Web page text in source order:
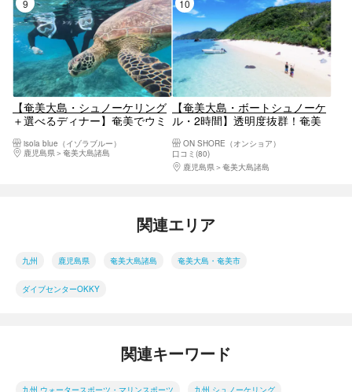
9位
【奄美大島・シュノーケリング
＋選べるディナー】奄美でウミ
黒豚しゃぶしゃぶ☆写真付き★
カップル・ファミリーにおすす
isola blue（イゾラブルー）
鹿児島県
奄美大島諸島
10位
【奄美大島・ボートシュノーケ
ル・2時間】透明度抜群！奄美
コウトリビーチ上陸付き
ON SHORE（オンショア）
口コミ(80)
鹿児島県
奄美大島諸島
関連エリア
九州 鹿児島県 奄美大島諸島 奄美大島・奄美市
ダイブセンターOKKY
関連キーワード
九州 ウォータースポーツ・マリンスポーツ 九州 シュノーケリング